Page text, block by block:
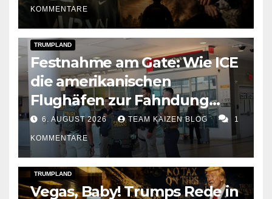
KOMMENTARE
DARK AMERICA DEPORTATIONS & ICE TOPSTORY
TRUMPLAND
Festnahme am Gate: Wie ICE
die amerikanischen
Flughäfen zur Fahndung
umbaut
6. AUGUST 2026 TEAM KAIZEN BLOG 1
KOMMENTARE
DARK AMERICA SOCIAL & POLITICS TOPSTORY
TRUMPLAND
Vegas, Baby! Trumps Rede in